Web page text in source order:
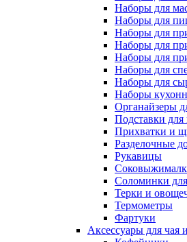
Наборы для
Наборы для
Наборы для
Наборы для
Наборы для
Наборы для
Наборы для
Наборы
Органайзеры
Подставки для
Прихватки и
Разделочные
Рукавицы
Соломинки
Терки и
Термометры
Фартуки
Аксессуары для чая